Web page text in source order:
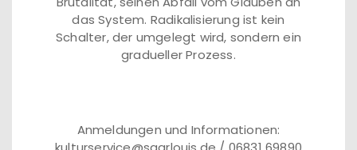
das System. Radikalisierung ist kein
Schalter, der umgelegt wird, sondern ein
gradueller Prozess.
Anmeldungen und Informationen: